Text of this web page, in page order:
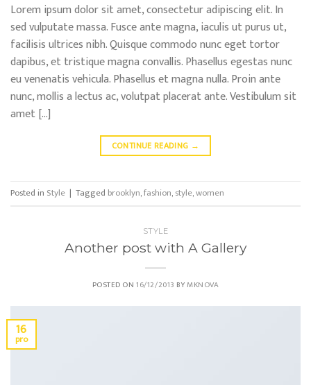
Lorem ipsum dolor sit amet, consectetur adipiscing elit. In
sed vulputate massa. Fusce ante magna, iaculis ut purus ut,
facilisis ultrices nibh. Quisque commodo nunc eget tortor
dapibus, et tristique magna convallis. Phasellus egestas nunc
eu venenatis vehicula. Phasellus et magna nulla. Proin ante
nunc, mollis a lectus ac, volutpat placerat ante. Vestibulum sit
amet […]
CONTINUE READING →
Posted in Style | Tagged brooklyn,fashion,style,women
STYLE
Another post with A Gallery
POSTED ON16/12/2013 BY MKNOVA
16
pro